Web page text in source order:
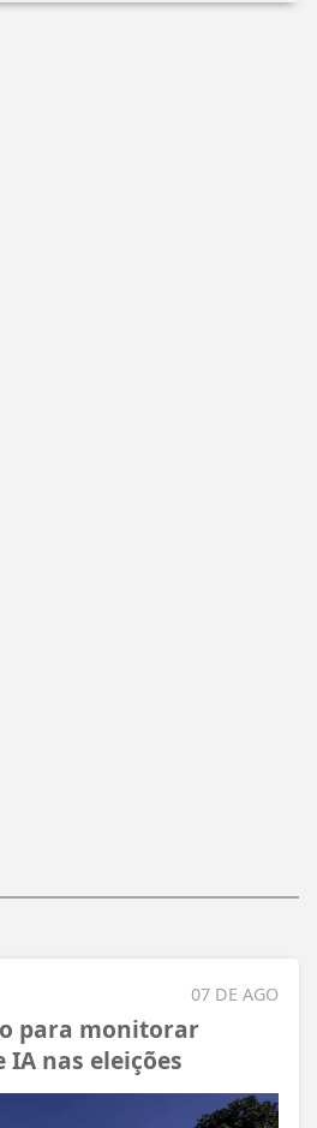
07 DE AGO
para monitorar
nas eleições